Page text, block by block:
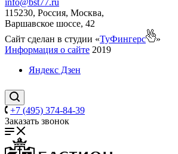
info@bst77.ru
115230, Россия, Москва,
Варшавское шоссе, 42
Сайт сделан в студии «ТуФингерс
»
Информация о сайте 2019
Яндекс Дзен
+7 (495) 374-84-39
Заказать звонок